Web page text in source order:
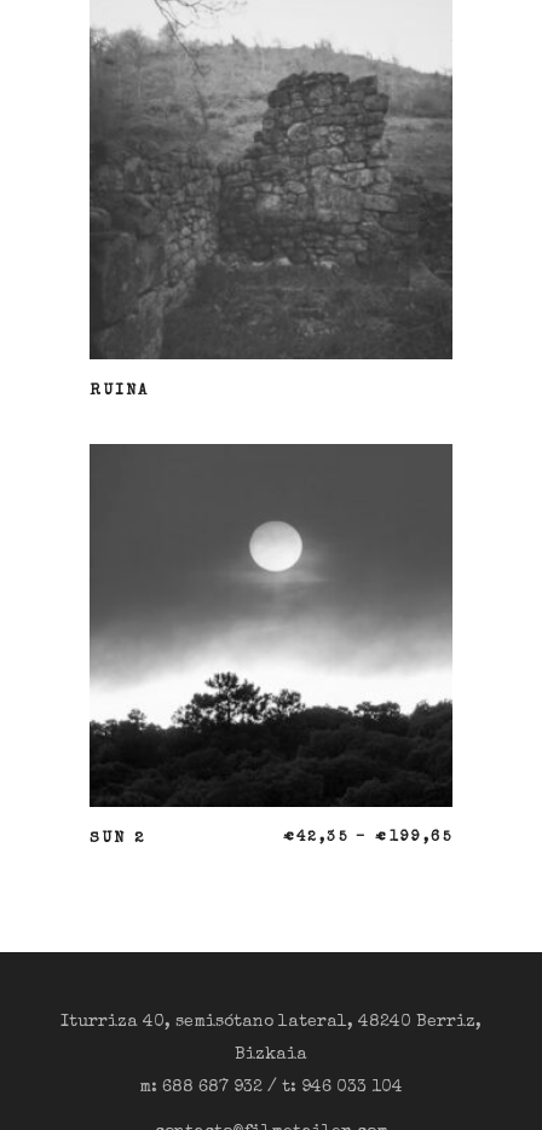
RUINA
SELECCIONAR OPCIONES
SUN 2 €42,35 –€ 199,65
Iturriza 40, semisótano lateral, 48240 Berriz,
Bizkaia
m: 688 687 932 / t: 946 033 104